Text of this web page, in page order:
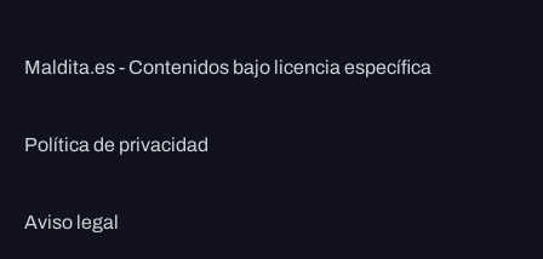
Maldita.es - Contenidos bajo licencia específica
Política de privacidad
Aviso legal